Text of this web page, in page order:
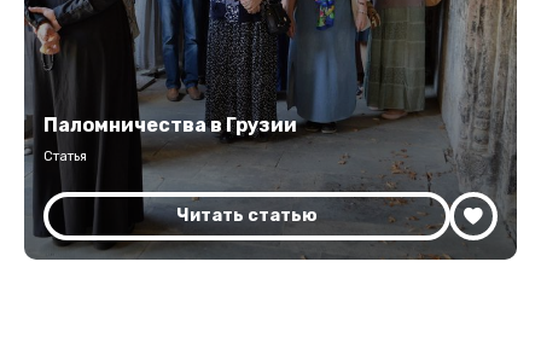
Паломничества в Грузии
Статья
Читать статью